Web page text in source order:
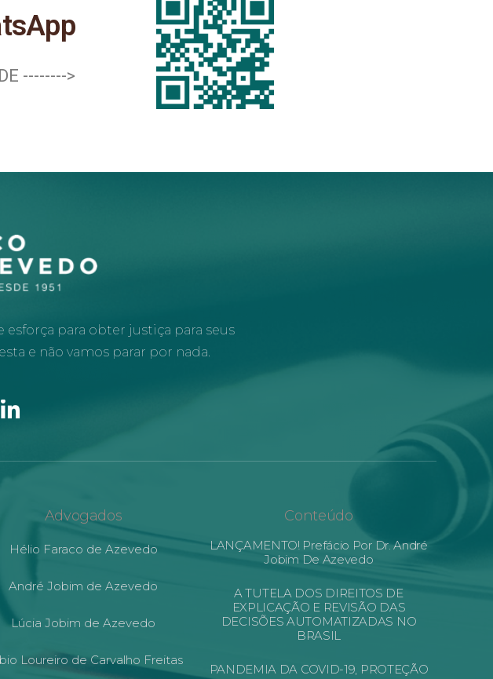
-------->
esforça para obter justiça para seus
e não vamos parar por nada.
Advogados
Hélio Faraco de Azevedo
André Jobim de Azevedo
Lúcia Jobim de Azevedo
Loureiro de Carvalho Freitas
Conteúdo
LANÇAMENTO! Prefácio Por Dr. André
Jobim De Azevedo
A TUTELA DOS DIREITOS DE
EXPLICAÇÃO E REVISÃO DAS
DECISÕES AUTOMATIZADAS NO
BRASIL
PANDEMIA DA COVID-19, PROTEÇÃO